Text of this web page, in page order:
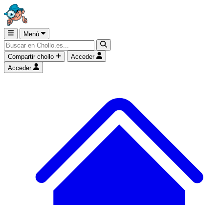
Menú
Compartir chollo
Acceder
Acceder